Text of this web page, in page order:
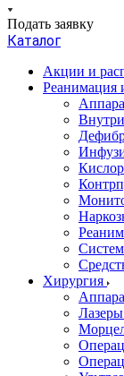
Подать заявку
Каталог
Акции и
Реанимация
Хирургия